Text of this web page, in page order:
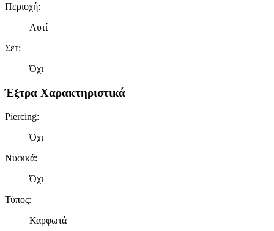
Περιοχή:
Αυτί
Σετ:
Όχι
Έξτρα Χαρακτηριστικά
Piercing:
Όχι
Νυφικά:
Όχι
Τύπος:
Καρφωτά